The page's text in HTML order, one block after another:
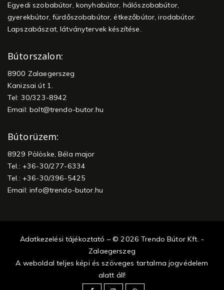
Egyedi szobabútor, konyhabútor, hálószobabútor,
gyerekbútor, fürdőszobabútor, étkezőbútor, irodabútor.
Lapszabászat, látványtervek készítése.
Bútorszalon:
8900 Zalaegerszeg
Kanizsai út 1.
Tel: 30/323-8942
Email:bolt@trendo-butor.hu
Bútorüzem:
8929 Pölöske, Béla major
Tel.: +36-30/277-6334
Tel.: +36-30/396-5425
Email:info@trendo-butor.hu
Adatkezelési tájékoztató – © 2026 Trendo Bútor Kft. -
Zalaegerszeg
A weboldal teljes képi és szöveges tartalma jogvédelem
alatt áll!